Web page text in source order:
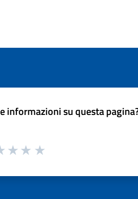
informazioni su questa